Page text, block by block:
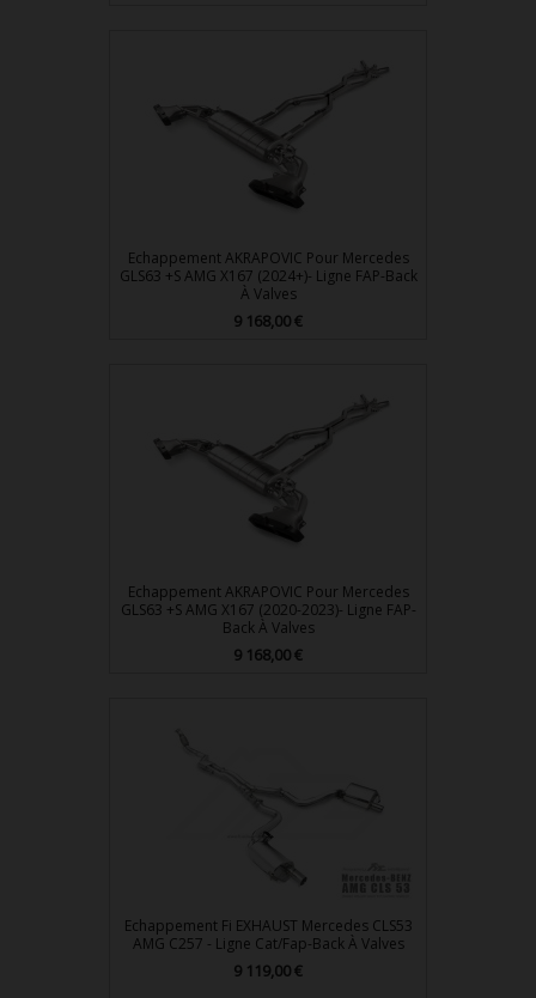
Echappement AKRAPOVIC Pour Mercedes
GLS63 +S AMG X167 (2024+)- Ligne FAP-Back
À Valves
Prix
9 168,00 €
Echappement AKRAPOVIC Pour Mercedes
GLS63 +S AMG X167 (2020-2023)- Ligne FAP-
Back À Valves
Prix
9 168,00 €
Echappement Fi EXHAUST Mercedes CLS53
AMG C257 - Ligne Cat/Fap-Back À Valves
Prix
9 119,00 €